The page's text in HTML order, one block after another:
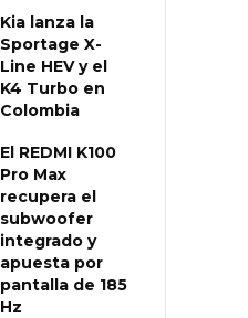
Kia lanza la
Sportage X-
Line HEV y el
K4 Turbo en
Colombia
El REDMI K100
Pro Max
recupera el
subwoofer
integrado y
apuesta por
pantalla de 185
Hz